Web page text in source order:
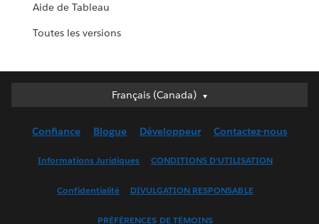
Aide de Tableau
Toutes les versions
Français (Canada)
Français (Canada)
English (UK)
Français (France)
Confiance Blogue Développeur Contactez-nous
Informations Juridiques CONDITIONS D’UTILISATION
Confidentialité DIVULGATION RESPONSABLE
PRÉFÉRENCES DE TÉMOINS